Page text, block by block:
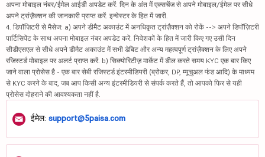
अपना मोबाइल नंबर/ईमेल आईडी अपडेट करें. दिन के अंत में एक्सचेंज से अपने मोबाइल/ईमेल पर सीधे
अपने ट्रांज़ैक्शन की जानकारी प्राप्त करें. इन्वेस्टर के हित में जारी.
4. डिपॉज़िटरी से मैसेज: a) अपने डीमैट अकाउंट में अनधिकृत ट्रांज़ैक्शन को रोकें --> अपने डिपॉज़िटरी
पार्टिसिपेंट के साथ अपना मोबाइल नंबर अपडेट करें. निवेशकों के हित में जारी किए गए उसी दिन
सीडीएसएल से सीधे अपने डीमैट अकाउंट में सभी डेबिट और अन्य महत्वपूर्ण ट्रांज़ैक्शन के लिए अपने
रजिस्टर्ड मोबाइल पर अलर्ट प्राप्त करें. b) सिक्योरिटीज़ मार्केट में डील करते समय KYC एक बार किए
जाने वाला प्रोसेस है - एक बार सेबी रजिस्टर्ड इंटरमीडियरी (ब्रोकर, DP, म्यूचुअल फंड आदि) के माध्यम
से KYC करने के बाद, जब आप किसी अन्य इंटरमीडियरी से संपर्क करते हैं, तो आपको फिर से यही
प्रोसेस दोहराने की आवश्यकता नहीं है.
ईमेल: support@5paisa.com